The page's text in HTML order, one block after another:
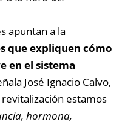
apuntan a la
que expliquen cómo
en el sistema
José Ignacio Calvo,
estamos
hormona,